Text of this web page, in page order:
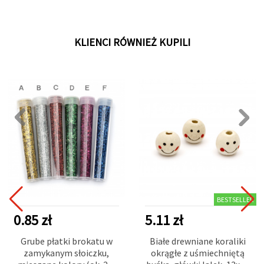
KLIENCI RÓWNIEŻ KUPILI
0.85 zł
Grube płatki brokatu w
zamykanym słoiczku,
BESTSELLER
5.11 zł
Białe drewniane koraliki
okrągłe z uśmiechniętą